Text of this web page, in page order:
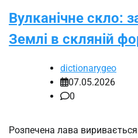
Вулканічне скло:
Землі в скляній
dictionarygeo
07.05.2026
0
Розпечена лава